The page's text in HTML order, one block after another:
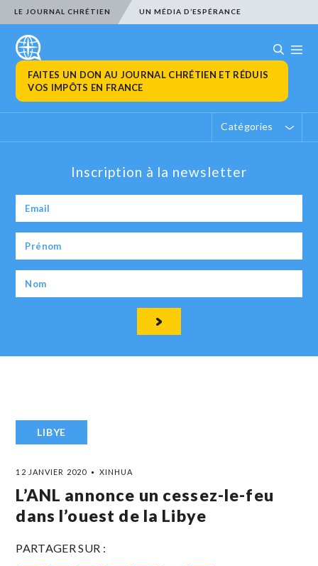
LE JOURNAL CHRÉTIEN UN MÉDIA D’ESPÉRANCE
FAITES UN DON AU JOURNAL CHRÉTIEN ET RÉDUIS
VOS IMPÔTS EN FRANCE
Catégories
Inscription à la newsletter
LIBYE
12 JANVIER 2020 XINHUA
L’ANL annonce un cessez-le-feu
dans l’ouest de la Libye
PARTAGER SUR :